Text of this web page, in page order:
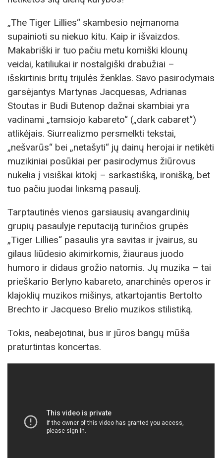
„The Tiger Lillies“ skambesio neįmanoma
supainioti su niekuo kitu. Kaip ir išvaizdos.
Makabriški ir tuo pačiu metu komiški klounų
veidai, katiliukai ir nostalgiški drabužiai –
išskirtinis britų trijulės ženklas. Savo pasirodymais
garsėjantys Martynas Jacquesas, Adrianas
Stoutas ir Budi Butenop dažnai skambiai yra
vadinami „tamsiojo kabareto“ („dark cabaret“)
atlikėjais. Siurrealizmo persmelkti tekstai,
„nešvarūs“ bei „netašyti“ jų dainų herojai ir netikėti
muzikiniai posūkiai per pasirodymus žiūrovus
nukelia į visiškai kitokį – sarkastišką, ironišką, bet
tuo pačiu juodai linksmą pasaulį.
Tarptautinės vienos garsiausių avangardinių
grupių pasaulyje reputaciją turinčios grupės
„Tiger Lillies“ pasaulis yra savitas ir įvairus, su
gilaus liūdesio akimirkomis, žiauraus juodo
humoro ir didaus grožio natomis. Jų muzika – tai
prieškario Berlyno kabareto, anarchinės operos ir
klajoklių muzikos mišinys, atkartojantis Bertolto
Brechto ir Jacqueso Brelio muzikos stilistiką.
Tokis, neabejotinai, bus ir jūros bangų mūša
praturtintas koncertas.